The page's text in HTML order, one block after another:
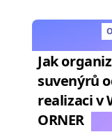
Jak
suvenýrů
realizaci v
ORNER